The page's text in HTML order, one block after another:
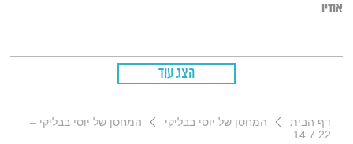
אודיו
הצג עוד
דף הבית המחסן של יוסי בבליקי
המחסן של יוסי בבליקי –
14.7.22